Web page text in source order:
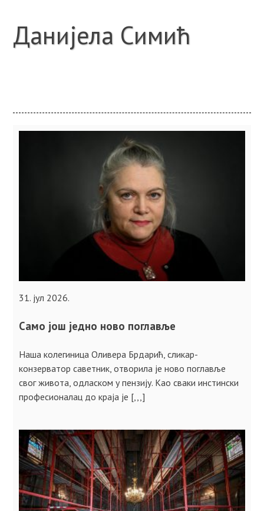
Данијела Симић
31. јул 2026.
Само још једно ново поглавље
Наша колегиница Оливера Брдарић, сликар-
конзерватор саветник, отворила је ново поглавље
свог живота, одласком у пензију. Као сваки инстински
професионалац до краја је [,,,]